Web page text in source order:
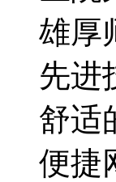
雄厚
先进
舒适
便捷